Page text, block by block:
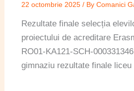
22 octombrie 2025/ ByComanici
Rezultate finale selecția
proiectului de acreditare
RO01-KA121-SCH-
gimnaziu rezultate finale liceu